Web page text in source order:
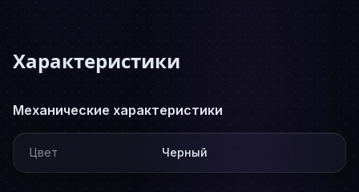
Характеристики
Механические характеристики
Цвет Черный